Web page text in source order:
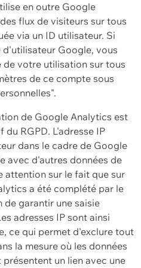
en outre Google
flux de visiteurs sur tous
via un ID utilisateur. Si
Google, vous
votre utilisation sur tous
de ce compte sous
de Google Analytics est
du RGPD. L'adresse IP
dans le cadre de Google
avec d'autres données de
attention sur le fait que sur
a été complété par le
de garantir une saisie
adresses IP sont ainsi
ce qui permet d'exclure tout
la mesure où les données
un lien avec une